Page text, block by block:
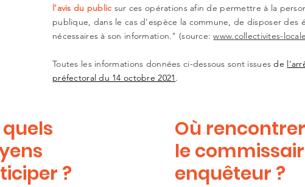
l’avis du public sur ces opérations afin de permettre à la
publique, dans le cas d’espèce la commune, de disposer des
nécessaires à son information." (source:www.collectivites-
Toutes les informations données ci-dessous sont issuesde
préfectoral du 14 octobre 2021.
?
Où rencontrer
le
enquêteur ?